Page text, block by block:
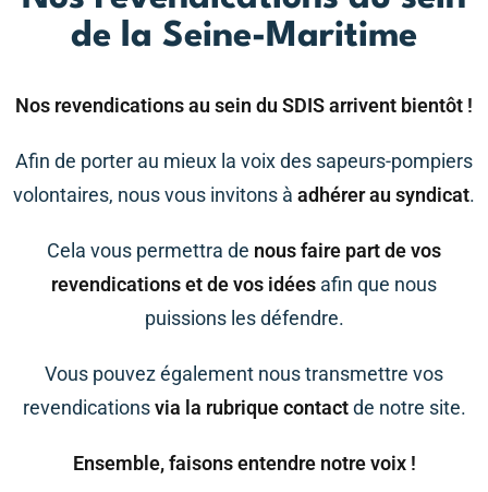
de la Seine-Maritime
Nos revendications au sein du SDIS arrivent bientôt !
Afin de porter au mieux la voix des sapeurs-pompiers
volontaires, nous vous invitons à adhérer au syndicat.
Cela vous permettra de nous faire part de vos
revendications et de vos idées afin que nous
puissions les défendre.
Vous pouvez également nous transmettre vos
revendicationsvia la rubrique contactde notre site.
Ensemble, faisons entendre notre voix !